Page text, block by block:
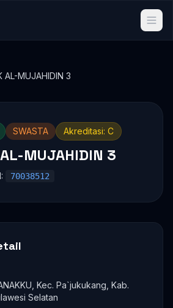
AL-MUJAHIDIN 3
SWASTA Akreditasi: C
MUJAHIDIN 3
70038512
Kec. Pa`jukukang, Kab.
Selatan